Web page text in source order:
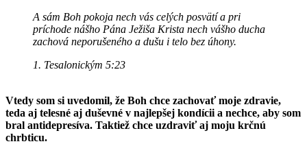
A sám Boh pokoja nech vás celých posvätí a pri
príchode nášho Pána Ježiša Krista nech vášho ducha
zachová neporušeného a dušu i telo bez úhony.
1. Tesalonickým 5:23
Vtedy som si uvedomil, že Boh chce zachovať moje zdravie,
teda aj telesné aj duševné v najlepšej kondícii a nechce, aby som
bral antidepresíva. Taktiež chce uzdraviť aj moju krčnú
chrbticu.